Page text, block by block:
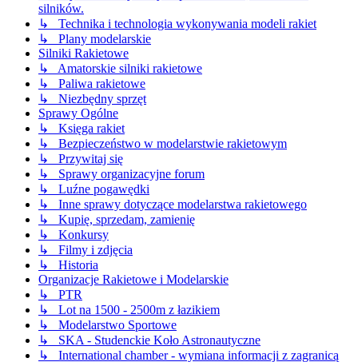
silników.
↳ Technika i technologia wykonywania modeli rakiet
↳ Plany modelarskie
Silniki Rakietowe
↳ Amatorskie silniki rakietowe
↳ Paliwa rakietowe
↳ Niezbędny sprzęt
Sprawy Ogólne
↳ Księga rakiet
↳ Bezpieczeństwo w modelarstwie rakietowym
↳ Przywitaj się
↳ Sprawy organizacyjne forum
↳ Luźne pogawędki
↳ Inne sprawy dotyczące modelarstwa rakietowego
↳ Kupię, sprzedam, zamienię
↳ Konkursy
↳ Filmy i zdjęcia
↳ Historia
Organizacje Rakietowe i Modelarskie
↳ PTR
↳ Lot na 1500 - 2500m z łazikiem
↳ Modelarstwo Sportowe
↳ SKA - Studenckie Koło Astronautyczne
↳ International chamber - wymiana informacji z zagranicą